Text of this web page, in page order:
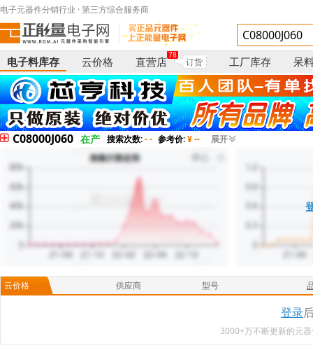
电子元器件分销行业 · 第三方综合服务商
电子料库存 云价格 直营店
78
订货 工厂库存 呆
C08000J060 在产 搜索次数:- - 参考价:¥ -- 展开
云价格 供应商 型号
登录
3000+万不断更新的元